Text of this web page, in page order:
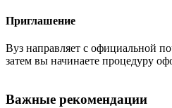
Приглашение
Вуз направляет с официальной
затем вы начинаете процедуру
Важные рекомендации